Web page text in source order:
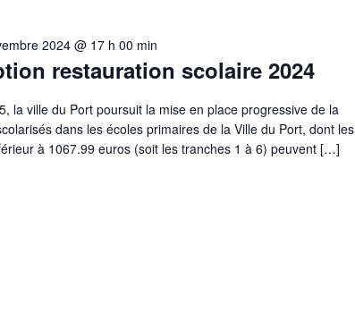
restauration scolaire 2024
2024 @ 17 h 00 min
la ville du Port poursuit la mise en place progressive de la
dans les écoles primaires de la Ville du Port, dont les
à 1067.99 euros (soit les tranches 1 à 6) peuvent […]